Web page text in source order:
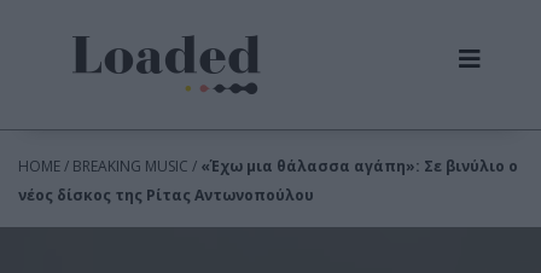
HOME / BREAKING MUSIC / «Έχω μια θάλασσα αγάπη»: Σε βινύλιο ο
νέος δίσκος της Ρίτας Αντωνοπούλου